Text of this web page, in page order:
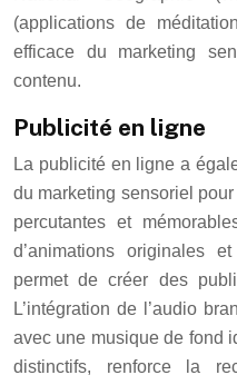
(applications de
efficace du marketing
contenu.
Publicité en ligne
La publicité en ligne a
du marketing sensoriel
percutantes et
d’animations originales
permet de créer des
L’intégration de l’audio
avec une musique de fond
distinctifs, renforce la